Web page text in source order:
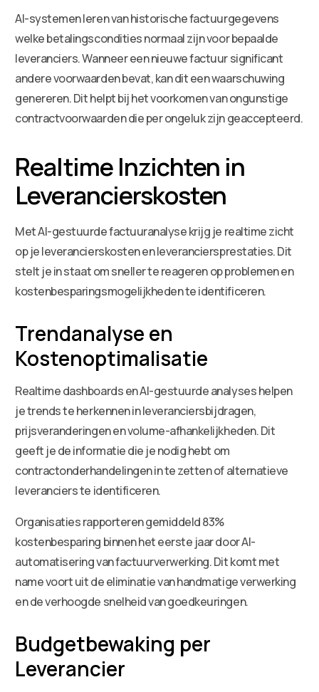
AI-systemen leren van historische factuurgegevens
welke betalingscondities normaal zijn voor bepaalde
leveranciers. Wanneer een nieuwe factuur significant
andere voorwaarden bevat, kan dit een waarschuwing
genereren. Dit helpt bij het voorkomen van ongunstige
contractvoorwaarden die per ongeluk zijn geaccepteerd.
Realtime Inzichten in
Leverancierskosten
Met AI-gestuurde factuuranalyse krijg je realtime zicht
op je leverancierskosten en leveranciersprestaties. Dit
stelt je in staat om sneller te reageren op problemen en
kostenbesparingsmogelijkheden te identificeren.
Trendanalyse en
Kostenoptimalisatie
Realtime dashboards en AI-gestuurde analyses helpen
je trends te herkennen in leveranciersbijdragen,
prijsveranderingen en volume-afhankelijkheden. Dit
geeft je de informatie die je nodig hebt om
contractonderhandelingen in te zetten of alternatieve
leveranciers te identificeren.
Organisaties rapporteren gemiddeld 83%
kostenbesparing binnen het eerste jaar door AI-
automatisering van factuurverwerking. Dit komt met
name voort uit de eliminatie van handmatige verwerking
en de verhoogde snelheid van goedkeuringen.
Budgetbewaking per
Leverancier